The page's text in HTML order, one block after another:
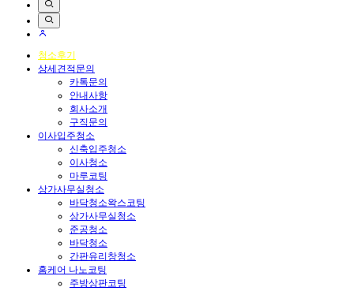
청소후기
상세견적문의
카톡문의
안내사항
회사소개
구직문의
이사입주청소
신축입주청소
이사청소
마루코팅
상가사무실청소
바닥청소왁스코팅
상가사무실청소
준공청소
바닥청소
간판유리창청소
홈케어 나노코팅
주방상판코팅